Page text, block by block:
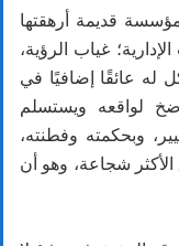
قديمة أرهقتها
غياب الرؤية،
له عائقًا إضافيًا في
لواقعه ويستسلم
وبحكمته وفطنته،
شجاعة، وهو أن